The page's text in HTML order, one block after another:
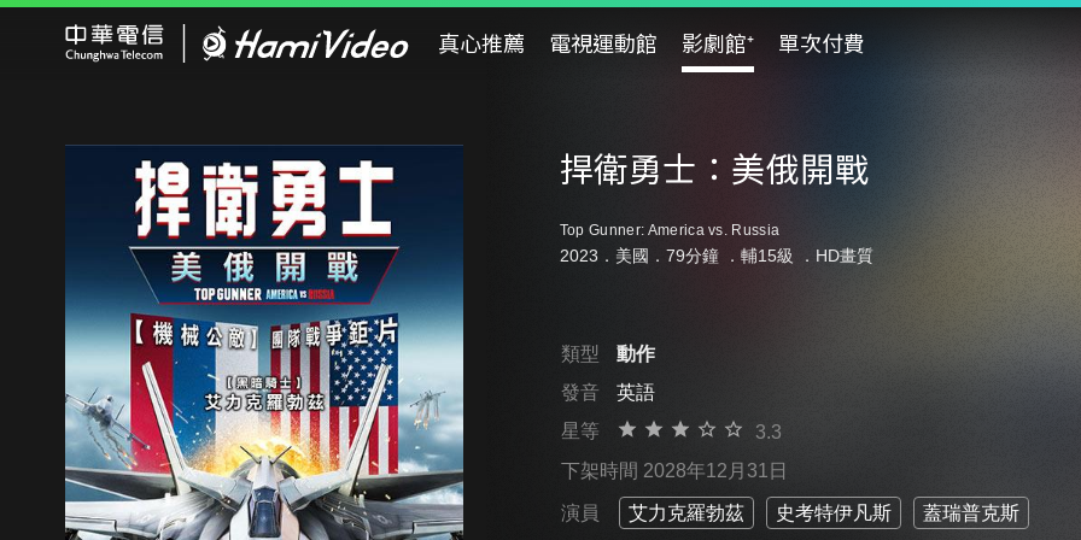
真心推薦 電視運動館 影劇館⁺ 單次付費
捍衛勇士：美俄開戰
Top Gunner: America vs. Russia
2023．美國．79分鐘 ． 輔15級 ．HD畫質
類型
動作
發音
英語
星等
3.3
下架時間 2028年12月31日
演員 艾力克羅勃茲 史考特伊凡斯 蓋瑞普克斯